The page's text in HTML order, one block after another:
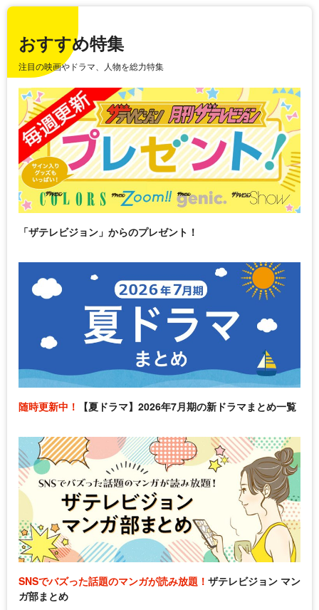
おすすめ特集
注目の映画やドラマ、人物を総力特集
「ザテレビジョン」からのプレゼント！
随時更新中！ 【夏ドラマ】2026年7月期の新ドラマまとめ一覧
SNSでバズった話題のマンガが読み放題！ ザテレビジョン マン
ガ部まとめ